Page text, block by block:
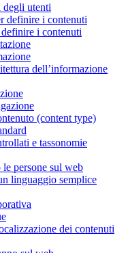
degli utenti
definire i contenuti
i contenuti
dell’informazione
(content type)
e tassonomie
persone sul web
linguaggio semplice
dei contenuti